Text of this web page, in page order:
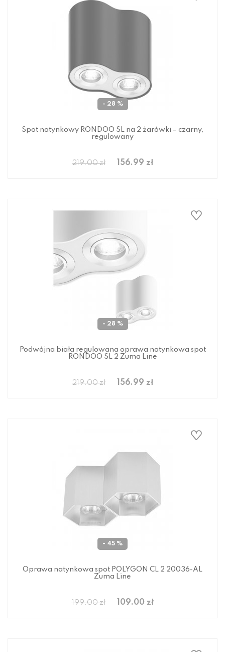
- 28 %
Spot natynkowy RONDOO SL na 2 żarówki – czarny,
regulowany
219.00 zł 156.99 zł
- 28 %
Podwójna biała regulowana oprawa natynkowa spot
RONDOO SL 2 Zuma Line
219.00 zł 156.99 zł
- 45 %
Oprawa natynkowa spot POLYGON CL 2 20036-AL
Zuma Line
199.00 zł 109.00 zł